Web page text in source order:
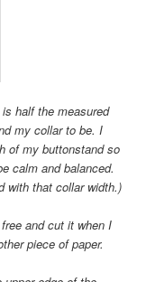
half the measured
my collar to be. I
of my buttonstand so
calm and balanced.
with that collar width.)
and cut it when I
piece of paper.